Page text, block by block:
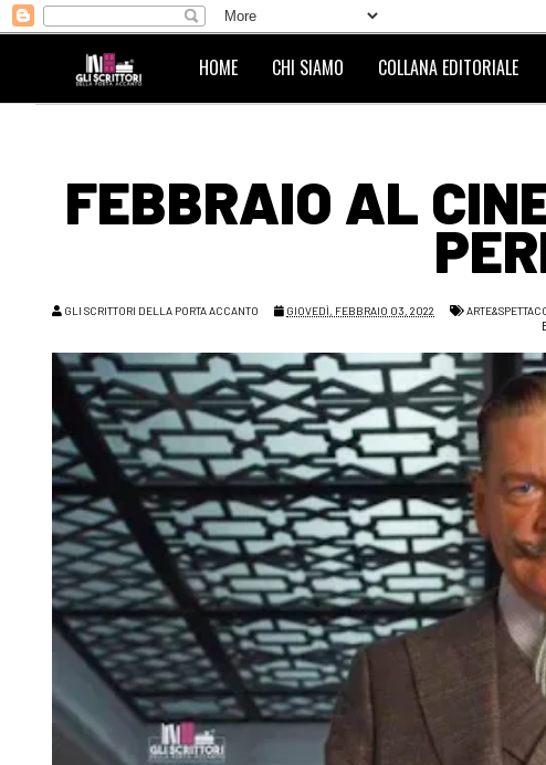
HOME CHI SIAMO COLLANA EDITORIALE
FEBBRAIO AL
GLI SCRITTORI DELLA PORTA ACCANTO GIOVEDÌ, FEBBRAIO 03, 2022